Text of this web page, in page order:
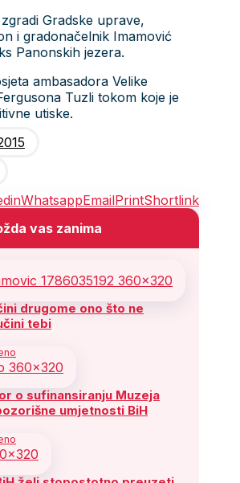
Gradske uprave,
i gradonačelnik Imamović
Panonskih jezera.
ambasadora Velike
Tuzli tokom koje je
utiske.
WhatsappEmailPrintShortlink
vas zanima
drugome ono što ne
tebi
o sufinansiranju Muzeja
umjetnosti BiH